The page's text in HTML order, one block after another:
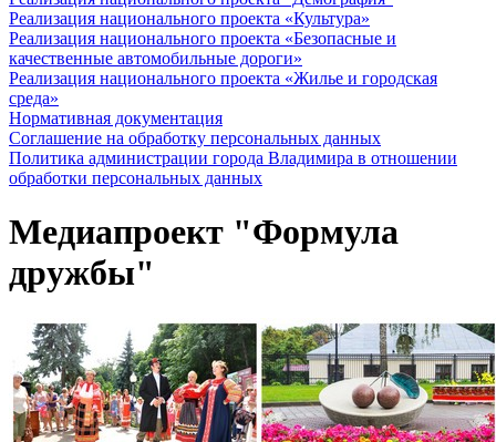
Реализация национального проекта «Культура»
Реализация национального проекта «Безопасные и
качественные автомобильные дороги»
Реализация национального проекта «Жилье и городская
среда»
Нормативная документация
Соглашение на обработку персональных данных
Политика администрации города Владимира в отношении
обработки персональных данных
Медиапроект "Формула
дружбы"